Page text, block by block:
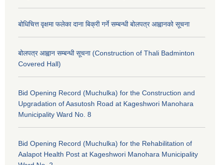
बोधिचित्त वृक्षमा फलेका दाना बिक्री गर्ने सम्बन्धी बोलपत्र आह्वानको सूचना
बोलपत्र आह्वान सम्बन्धी सूचना (Construction of Thali Badminton
Covered Hall)
Bid Opening Record (Muchulka) for the Construction and
Upgradation of Aasutosh Road at Kageshwori Manohara
Municipality Ward No. 8
Bid Opening Record (Muchulka) for the Rehabilitation of
Aalapot Health Post at Kageshwori Manohara Municipality